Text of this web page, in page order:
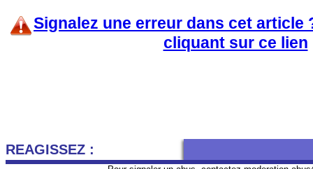
Signalez une erreur dans cet article
cliquant sur ce lien
REAGISSEZ :